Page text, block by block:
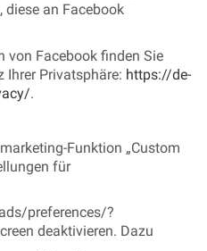
diese an Facebook
von Facebook finden Sie
Ihrer Privatsphäre: https://de-
.
Funktion „Custom
für
preferences/?
deaktivieren. Dazu